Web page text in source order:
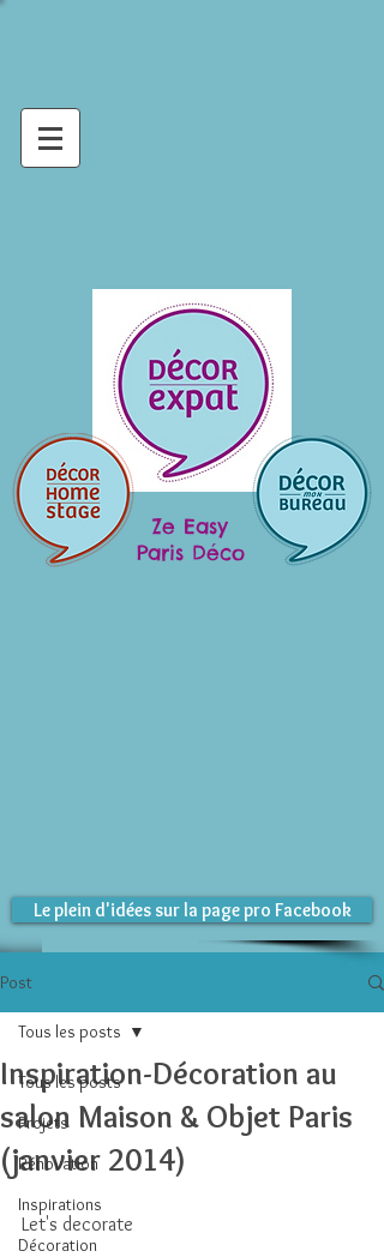
Ze Easy
Paris Déco
Le plein d'idées sur la page pro Facebook
Post
Tous les posts
Projets
Rénovation
Inspirations
Décoration
Tous les posts
Inspiration-Décoration au
salon Maison & Objet Paris
(janvier 2014)
Let's decorate